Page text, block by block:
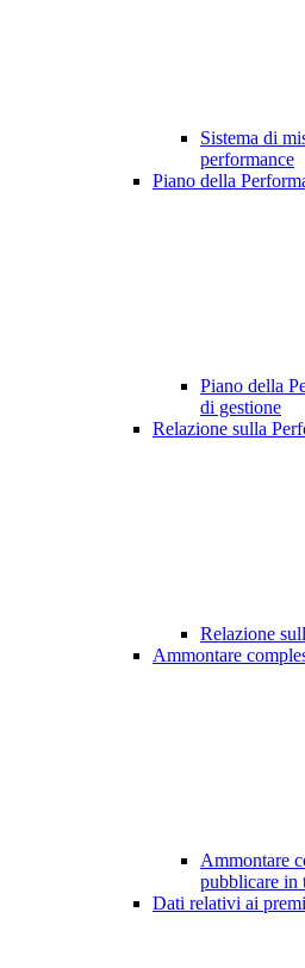
Sistema di
performance
Piano della
Piano della
di gestione
Relazione sulla
Relazione
Ammontare
Ammontare
pubblicare in
Dati relativi ai premi